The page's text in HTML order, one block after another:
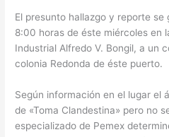
El presunto hallazgo y reporte
8:00 horas de éste miércoles en
Industrial Alfredo V. Bongil, a un
colonia Redonda de éste puerto.
Según información en el lugar el
de «Toma Clandestina» pero no
especializado de Pemex